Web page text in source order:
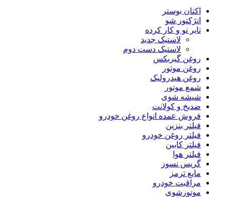
اکتان بوستر
انژکتور شو
تایر نو و کار کرده
لاستیک جدید
لاستیک دست دوم
روغن گیربکس
روغن موتور
روغن هیدرولیک
شمع موتور
شیشه شوی
ضدیخ و کولانت
فروش عمده انواع روغن خودرو
فیلتر بنزین
فیلتر روغن خودرو
فیلتر کابین
فیلتر هوا
گریس نسوز
مایع ترمز
مراقبت خودرو
موتورشوی